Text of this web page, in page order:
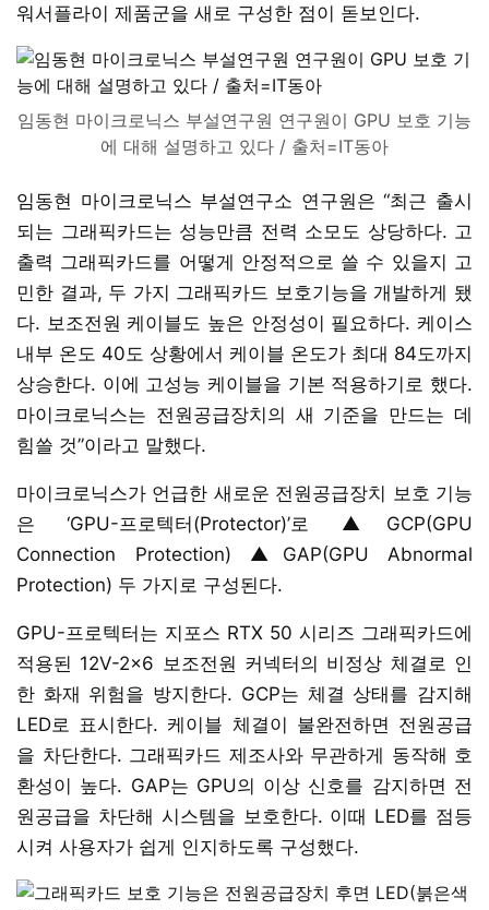
워서플라이 제품군을 새로 구성한 점이 돋보인다.
임동현 마이크로닉스 부설연구원 연구원이 GPU 보호 기능
에 대해 설명하고 있다 / 출처=IT동아
임동현 마이크로닉스 부설연구소 연구원은 “최근 출시
되는 그래픽카드는 성능만큼 전력 소모도 상당하다. 고
출력 그래픽카드를 어떻게 안정적으로 쓸 수 있을지 고
민한 결과, 두 가지 그래픽카드 보호기능을 개발하게 됐
다. 보조전원 케이블도 높은 안정성이 필요하다. 케이스
내부 온도 40도 상황에서 케이블 온도가 최대 84도까지
상승한다. 이에 고성능 케이블을 기본 적용하기로 했다.
마이크로닉스는 전원공급장치의 새 기준을 만드는 데
힘쓸 것”이라고 말했다.
마이크로닉스가 언급한 새로운 전원공급장치 보호 기능
은 ‘GPU-프로텍터(Protector)’로 ▲GCP(GPU
Connection Protection) ▲GAP(GPU Abnormal
Protection) 두 가지로 구성된다.
GPU-프로텍터는 지포스 RTX 50 시리즈 그래픽카드에
적용된 12V-2x6 보조전원 커넥터의 비정상 체결로 인
한 화재 위험을 방지한다. GCP는 체결 상태를 감지해
LED로 표시한다. 케이블 체결이 불완전하면 전원공급
을 차단한다. 그래픽카드 제조사와 무관하게 동작해 호
환성이 높다. GAP는 GPU의 이상 신호를 감지하면 전
원공급을 차단해 시스템을 보호한다. 이때 LED를 점등
시켜 사용자가 쉽게 인지하도록 구성했다.